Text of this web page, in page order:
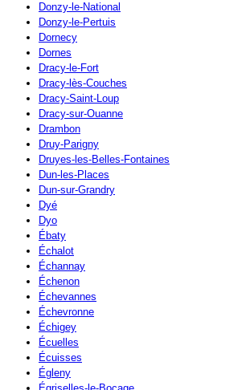
Donzy-le-National
Donzy-le-Pertuis
Dornecy
Dornes
Dracy-le-Fort
Dracy-lès-Couches
Dracy-Saint-Loup
Dracy-sur-Ouanne
Drambon
Druy-Parigny
Druyes-les-Belles-Fontaines
Dun-les-Places
Dun-sur-Grandry
Dyé
Dyo
Ébaty
Échalot
Échannay
Échenon
Échevannes
Échevronne
Échigey
Écuelles
Écuisses
Égleny